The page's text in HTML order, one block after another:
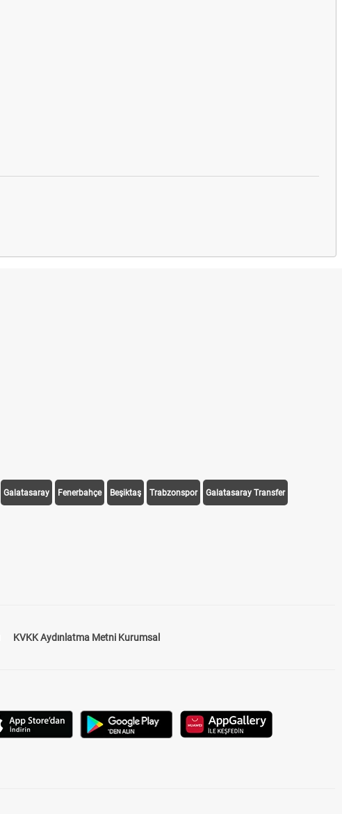
Galatasaray Fenerbahçe Beşiktaş Trabzonspor Galatasaray Transfer
KVKK Aydınlatma Metni Kurumsal